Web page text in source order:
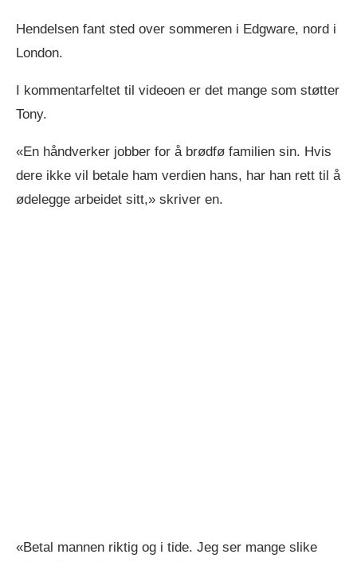
Hendelsen fant sted over sommeren i Edgware, nord i
London.
I kommentarfeltet til videoen er det mange som støtter
Tony.
«En håndverker jobber for å brødfø familien sin. Hvis
dere ikke vil betale ham verdien hans, har han rett til å
ødelegge arbeidet sitt,» skriver en.
«Betal mannen riktig og i tide. Jeg ser mange slike